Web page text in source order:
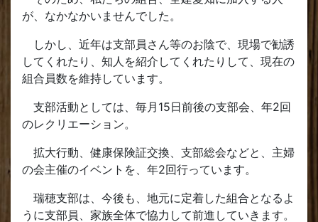
が、なかなかいませんでした。
しかし、近年は支部員さん等のお陰で、現場で勧誘
してくれたり、知人を紹介してくれたりして、現在の
組合員数を維持しています。
支部活動としては、毎月15日前後の支部会、年2回
のレクリエーション。
拡大行動、健康保険証交換、支部総会などと、主婦
の会主催のイベントを、年2回行っています。
瑞穂支部は、今後も、地元に定着した組合となるよ
うに支部員、家族全体で協力して前進していきます。